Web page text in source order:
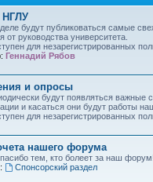
НГЛУ
будут публиковаться самые
от руководства университета.
для незарегистрированных
Геннадий Рябов
и опросы
будут появляться важные
и касаться они будут работы
для незарегистрированных
нашего форума
тем, кто болеет за наш
Спонсорский раздел